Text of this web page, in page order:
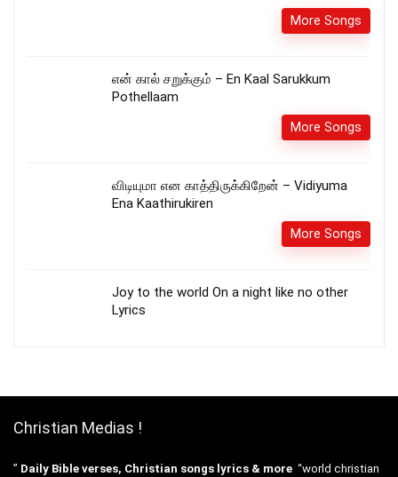
More Songs
என் கால் சறுக்கும் – En Kaal Sarukkum
Pothellaam
More Songs
விடியுமா என காத்திருக்கிறேன் – Vidiyuma
Ena Kaathirukiren
More Songs
Joy to the world On a night like no other
Lyrics
Christian Medias !
” Daily Bible verses, Christian songs lyrics & more “world christian